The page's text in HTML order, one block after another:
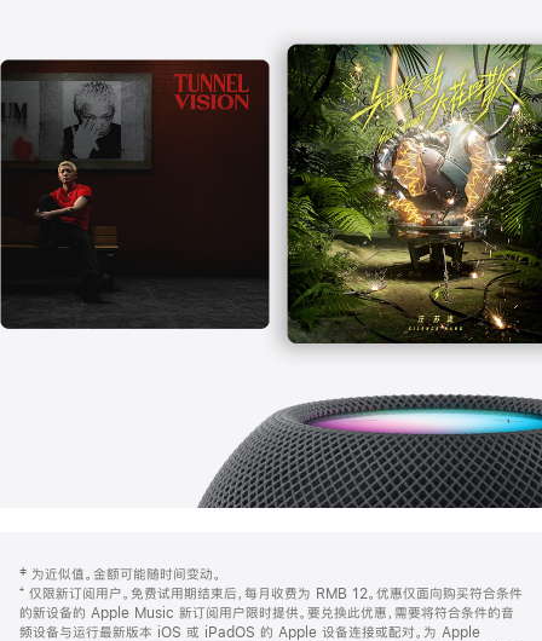
口
中
打
开)
页
页
注
‡ 为近似值。金额可能随时间变动。
⁺ 仅限新订阅用户。免费试用期结束后，每月收费为 RMB 12。优惠仅面向购买符合条件
的新设备的 Apple Music 新订阅用户限时提供。要兑换此优惠，需要将符合条件的音
频设备与运行最新版本 iOS 或 iPadOS 的 Apple 设备连接或配对。为 Apple